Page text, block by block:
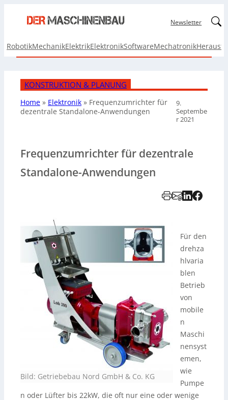
Newsletter
RobotikMechanikElektrikElektronikSoftwareMechatronik
KONSTRUKTION & PLANUNG
Home » Elektronik » Frequenzumrichter für
dezentrale Standalone-Anwendungen
9.
Septembe
r 2021
Frequenzumrichter für dezentrale
Standalone-Anwendungen
Bild: Getriebebau Nord GmbH & Co. KG
Für den
drehza
hlvaria
blen
Betrieb
von
mobile
n
Maschi
nensyst
emen,
wie
Pumpe
n oder Lüfter bis 22kW, die oft nur eine oder wenige